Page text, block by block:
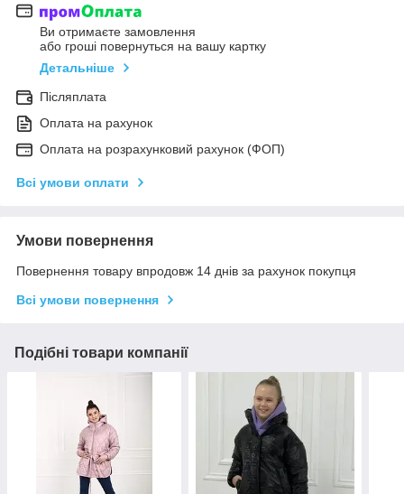
Ви отримаєте замовлення
або гроші повернуться на вашу картку
Детальніше
Післяплата
Оплата на рахунок
Оплата на розрахунковий рахунок (ФОП)
Всі умови оплати
Умови повернення
Повернення товару впродовж 14 днів за рахунок покупця
Всі умови повернення
Подібні товари компанії